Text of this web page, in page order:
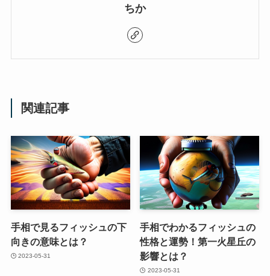
ちか
関連記事
手相で見るフィッシュの下
向きの意味とは？
2023-05-31
手相でわかるフィッシュの
性格と運勢！第一火星丘の
影響とは？
2023-05-31